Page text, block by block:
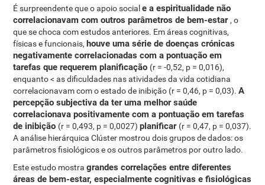
É surpreendente que o apoio sociale a espiritualidade não
correlacionavam com outros parâmetros de bem-estar, o
que se choca com estudos anteriores. Em áreas cognitivas,
físicas e funcionais, houve uma série de doenças crónicas
negativamente correlacionadas com a pontuação em
tarefas que requerem planificação (r = -0,52, p = 0,016),
enquanto < as dificuldades nas atividades da vida cotidiana
correlacionavam com o estado de inibição (r = 0,46, p = 0,03).A
percepção subjectiva da ter uma melhor saúde
correlacionava positivamente com a pontuação em tarefas
de inibição (r = 0,493, p = 0,0027)planificar (r = 0,47, p = 0,037).
A análise hierárquica Clúster mostrou dois grupos de dados: os
parâmetros fisiológicos e os outros parâmetros por outro lado.
Este estudo mostragrandes correlações entre diferentes
áreas de bem-estar, especialmente cognitivas e fisiológicas